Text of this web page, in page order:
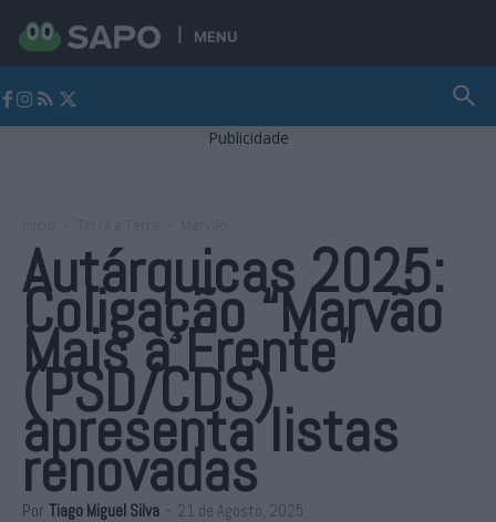
MENU
Publicidade
Autárquicas 2025:
Coligação “Marvão
Mais à Frente”
(PSD/CDS)
apresenta listas
renovadas
Por Tiago Miguel Silva - 21 de Agosto, 2025